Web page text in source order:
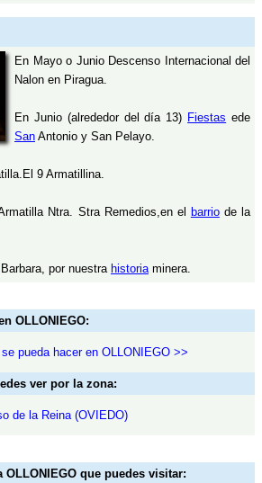
En Mayo o Junio Descenso Internacional del
Nalon en Piragua.
En Junio (alrededor del día 13) Fiestas ede
San Antonio y San Pelayo.
9 Armatillina.
Ntra. Stra Remedios,en el barriode la
por nuestra historiaminera.
OLLONIEGO:
pueda hacer en OLLONIEGO >>
ver por la zona:
de la Reina (OVIEDO)
OLLONIEGO que puedes visitar: